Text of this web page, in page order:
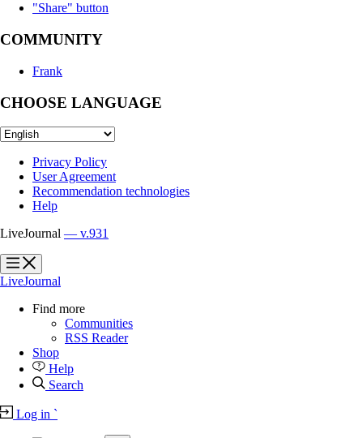
"Share" button
COMMUNITY
Frank
CHOOSE LANGUAGE
Privacy Policy
User Agreement
Recommendation technologies
Help
LiveJournal — v.931
?
?
LiveJournal
Find more
Communities
RSS Reader
Shop
Help
Search
Log in `